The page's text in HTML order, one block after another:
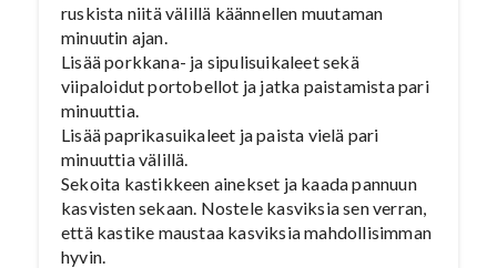
ruskista niitä välillä käännellen muutaman
minuutin ajan.
Lisää porkkana- ja sipulisuikaleet sekä
viipaloidut portobellot ja jatka paistamista pari
minuuttia.
Lisää paprikasuikaleet ja paista vielä pari
minuuttia välillä.
Sekoita kastikkeen ainekset ja kaada pannuun
kasvisten sekaan. Nostele kasviksia sen verran,
että kastike maustaa kasviksia mahdollisimman
hyvin.